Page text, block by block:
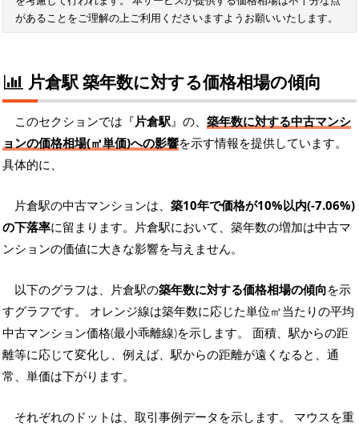
があることをご理解の上ご利用くださいますようお願いいたします。
片倉駅 築年数に対する価格相場の傾向
このセクションでは『片倉駅』の、 築年数に対する中古マンシ
ョンの価格相場(㎡単価)への影響を示す情報を提供しています。
具体的に、
片倉駅の中古マンションは、 築10年で価格が10%以内(-7.06%)
の下落率に留まります。片倉駅において、築年数の増加は中古マ
ンションの価値に大きな影響を与えません。
以下のグラフは、片倉駅の築年数に対する価格相場の傾向を示
すグラフです。 オレンジ線は築年数に応じた単位㎡当たりの平均
中古マンション価格(最小乖離線)を示します。 面積、駅からの距
離等に応じて変化し、例えば、駅からの距離が遠くなると、通
常、単価は下がります。
それぞれのドットは、取引事例データを示します。 マウスを重